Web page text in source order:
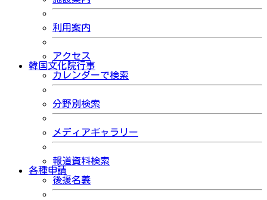
利用案内
アクセス
韓国文化院行事
カレンダーで検索
分野別検索
メディアギャラリー
報道資料検索
各種申請
後援名義